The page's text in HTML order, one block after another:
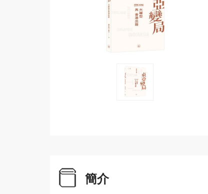
簡介